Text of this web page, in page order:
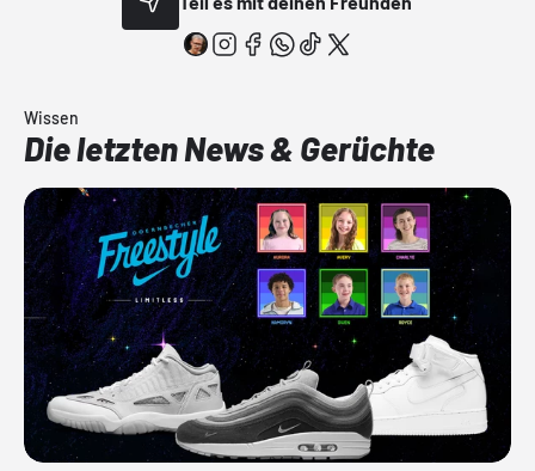
Wissen
Die letzten News & Gerüchte